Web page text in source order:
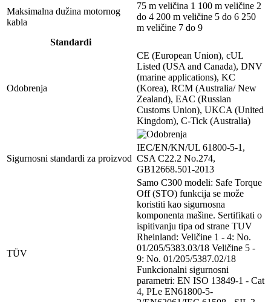
Maksimalna dužina motornog
kabla
75 m veličina 1 100 m veličine 2
do 4 200 m veličine 5 do 6 250
m veličine 7 do 9
Standardi
Odobrenja
CE (European Union), cUL
Listed (USA and Canada), DNV
(marine applications), KC
(Korea), RCM (Australia/ New
Zealand), EAC (Russian
Customs Union), UKCA (United
Kingdom), C-Tick (Australia)
Sigurnosni standardi za proizvod
IEC/EN/KN/UL 61800-5-1,
CSA C22.2 No.274,
GB12668.501-2013
TÜV
Samo C300 modeli: Safe Torque
Off (STO) funkcija se može
koristiti kao sigurnosna
komponenta mašine. Sertifikati o
ispitivanju tipa od strane TUV
Rheinland: Veličine 1 - 4: No.
01/205/5383.03/18 Veličine 5 -
9: No. 01/205/5387.02/18
Funkcionalni sigurnosni
parametri: EN ISO 13849-1 - Cat
4, PLe EN61800-5-